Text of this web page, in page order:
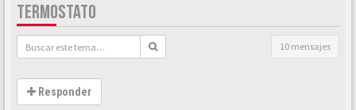
TERMOSTATO
10 mensajes
Responder